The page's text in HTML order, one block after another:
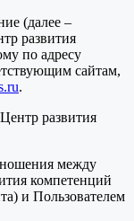
(далее –
развития
по адресу
сайтам,
.
развития
между
компетенций
и Пользователем